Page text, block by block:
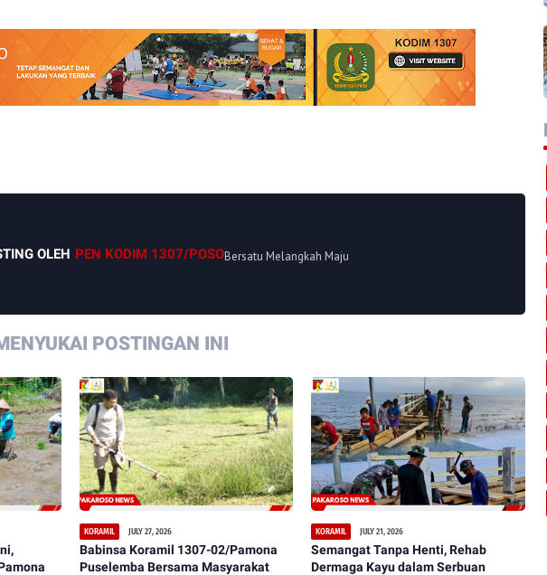
OLEH PEN KODIM 1307/POSOBersatu Melangkah Maju
POSTINGAN INI
KORAMIL JULY 27, 2026
Babinsa Koramil 1307-02/Pamona
Puselemba Bersama Masyarakat
KORAMIL JULY 21, 2026
Semangat Tanpa Henti, Rehab
Dermaga Kayu dalam Serbuan